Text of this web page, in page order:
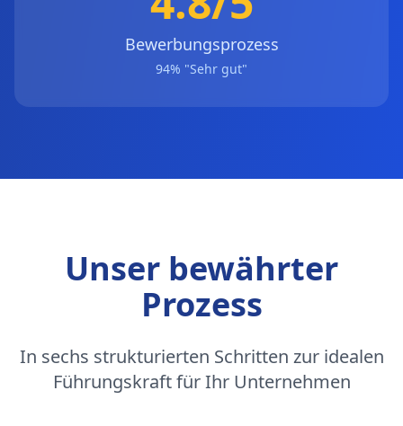
Bewerbungsprozess
94% "Sehr gut"
Unser bewährter
Prozess
In sechs strukturierten Schritten zur idealen
Führungskraft für Ihr Unternehmen